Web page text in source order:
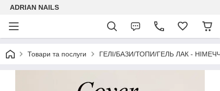
ADRIAN NAILS
Товари та послуги ГЕЛІ/БАЗИ/ТОПИ/ГЕЛЬ ЛАК -